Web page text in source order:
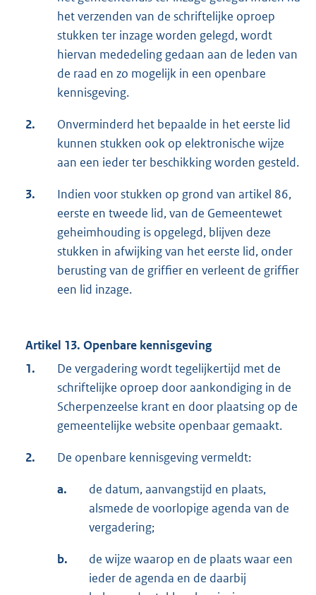
het verzenden van de schriftelijke oproep
stukken ter inzage worden gelegd, wordt
hiervan mededeling gedaan aan de leden van
de raad en zo mogelijk in een openbare
kennisgeving.
2.
Onverminderd het bepaalde in het eerste lid
kunnen stukken ook op elektronische wijze
aan een ieder ter beschikking worden gesteld.
3.
Indien voor stukken op grond van artikel 86,
eerste en tweede lid, van de Gemeentewet
geheimhouding is opgelegd, blijven deze
stukken in afwijking van het eerste lid, onder
berusting van de griffier en verleent de griffier
een lid inzage.
Artikel 13. Openbare kennisgeving
1.
De vergadering wordt tegelijkertijd met de
schriftelijke oproep door aankondiging in de
Scherpenzeelse krant en door plaatsing op de
gemeentelijke website openbaar gemaakt.
2. De openbare kennisgeving vermeldt:
a.
de datum, aanvangstijd en plaats,
alsmede de voorlopige agenda van de
vergadering;
b.
de wijze waarop en de plaats waar een
ieder de agenda en de daarbij